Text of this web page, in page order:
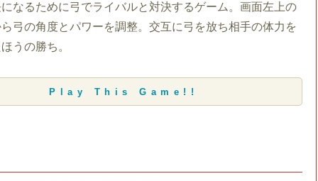
なるために弓でライバルと対決するゲーム。画面左上の
弓の角度とパワーを調整。交互に弓を放ち相手の体力を
うの勝ち。
Play This Game!!